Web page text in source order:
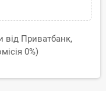
від Приватбанк,
0%)